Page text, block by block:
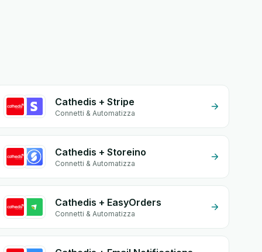
Cathedis + Stripe
Connetti & Automatizza
Cathedis + Storeino
Connetti & Automatizza
Cathedis + EasyOrders
Connetti & Automatizza